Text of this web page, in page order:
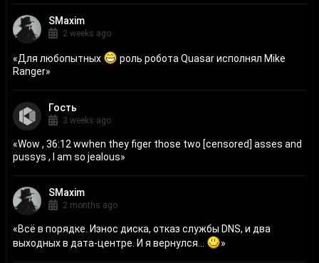
«Для любопытных
роль робота Quasar исполнял Mike
Ranger»
SMaxim
2 weeks ago
«Wow , 36:12 wwhen they figer those two [censored] asses and
pussys , I am so jealous»
Гость
3 weeks ago
«Всё в порядке. Износ диска, отказ службы DNS, и два
выходных в дата-центре. И я вернулся...
»
SMaxim
2 months ago